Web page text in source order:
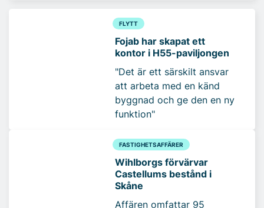
FLYTT
Fojab har skapat ett
kontor i H55-paviljongen
"Det är ett särskilt ansvar
att arbeta med en känd
byggnad och ge den en ny
funktion"
FASTIGHETSAFFÄRER
Wihlborgs förvärvar
Castellums bestånd i
Skåne
Affären omfattar 95